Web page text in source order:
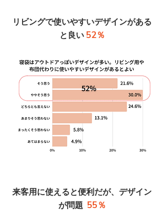
リビングで使いやすいデザインがある
と良い52％
来客用に使えると便利だが、デザイン
が問題 55％